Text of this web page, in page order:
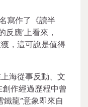
寫作了《讀半
應’上看來，
，這可說是值得
海從事反動、文
作經過歷程中曾
龍”意象即來自